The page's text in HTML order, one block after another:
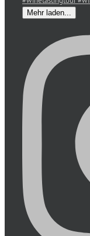
Mehr laden...